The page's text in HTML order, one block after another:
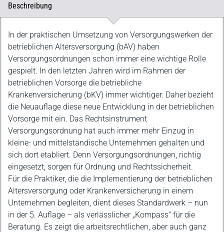
Beschreibung
Beschreibung
In der praktischen Umsetzung von Versorgungswerken der
betrieblichen Altersversorgung (bAV) haben
Versorgungsordnungen schon immer eine wichtige Rolle
gespielt. In den letzten Jahren wird im Rahmen der
betrieblichen Vorsorge die betriebliche
Krankenversicherung (bKV) immer wichtiger. Daher bezieht
die Neuauflage diese neue Entwicklung in der betrieblichen
Vorsorge mit ein. Das Rechtsinstrument
Versorgungsordnung hat auch immer mehr Einzug in
kleine- und mittelständische Unternehmen gehalten und
sich dort etabliert. Denn Versorgungsordnungen, richtig
eingesetzt, sorgen für Ordnung und Rechtssicherheit.
Für die Praktiker, die die Implementierung der betrieblichen
Altersversorgung oder Krankenversicherung in einem
Unternehmen begleiten, dient dieses Standardwerk – nun
in der 5. Auflage – als verlässlicher „Kompass“ für die
Beratung. Es zeigt die arbeitsrechtlichen, aber auch ganz